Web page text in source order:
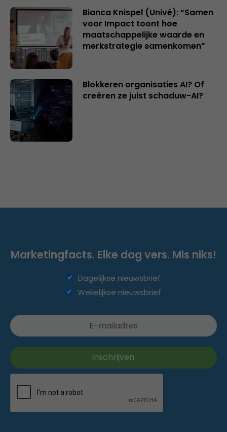
Bianca Knispel (Univé): “Samen
voor Impact toont hoe
maatschappelijke waarde en
merkstrategie samenkomen”
Blokkeren organisaties AI? Of
creëren ze juist schaduw-AI?
Marketingfacts. Elke dag vers. Mis niks!
Dagelijkse nieuwsbrief
Wekelijkse nieuwsbrief